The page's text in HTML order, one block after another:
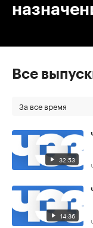
Все
За все время
32:53
14:36